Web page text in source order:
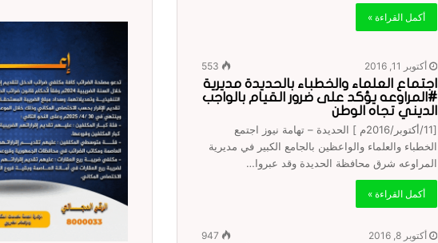
أكمل القراءة »
أكتوبر 11, 2016 553
اجتماع العلماء والخطباء بالحديدة مديرية
#المراوعه يؤكد على ضرور القيام بالواجب
الديني تجاه الوطن
[11/أكتوبر/2016م ] الحديدة – تهامة نيوز اجتمع
الخطباء والعلماء والواعظين بالجامع الكبير في مديرية
المراوعه شرق محافظة الحديدة وقد عبروا…
أكمل القراءة »
أكتوبر 8, 2016 947